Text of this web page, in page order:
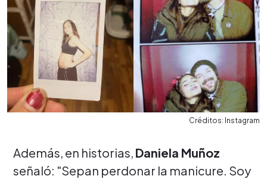
Créditos: Instagram
Además, en historias, Daniela Muñoz
señaló: "Sepan perdonar la manicure. Soy